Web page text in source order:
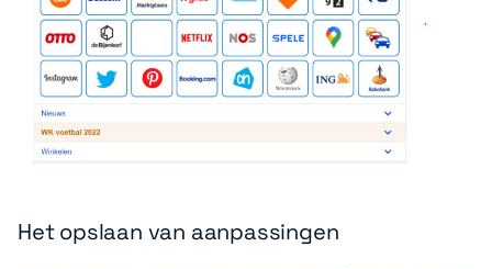
Het opslaan van aanpassingen